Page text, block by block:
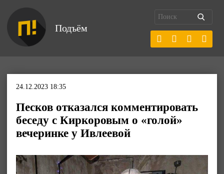
Подъём
24.12.2023 18:35
Песков отказался комментировать
беседу с Киркоровым о «голой»
вечеринке у Ивлеевой